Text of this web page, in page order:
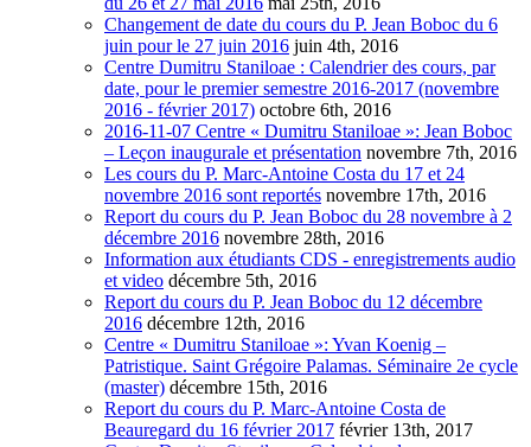
Changement de date du cours du P. Jean Boboc du 6
juin pour le 27 juin 2016 juin 4th, 2016
Centre Dumitru Staniloae : Calendrier des cours, par
date, pour le premier semestre 2016-2017 (novembre
2016 - février 2017) octobre 6th, 2016
2016-11-07 Centre « Dumitru Staniloae »: Jean Boboc
– Leçon inaugurale et présentation novembre 7th, 2016
Les cours du P. Marc-Antoine Costa du 17 et 24
novembre 2016 sont reportés novembre 17th, 2016
Report du cours du P. Jean Boboc du 28 novembre à 2
décembre 2016 novembre 28th, 2016
Information aux étudiants CDS - enregistrements audio
et video décembre 5th, 2016
Report du cours du P. Jean Boboc du 12 décembre
2016 décembre 12th, 2016
Centre « Dumitru Staniloae »: Yvan Koenig –
Patristique. Saint Grégoire Palamas. Séminaire 2e cycle
(master) décembre 15th, 2016
Report du cours du P. Marc-Antoine Costa de
Beauregard du 16 février 2017 février 13th, 2017